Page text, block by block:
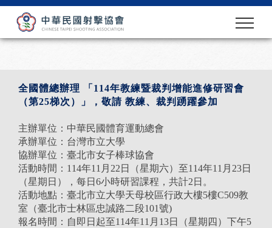
全國體總辦理 「114年教練暨裁判增能進修研習會
（第25梯次）」，敬請 教練、裁判踴躍參加
主辦單位：中華民國體育運動總會
承辦單位：台灣市立大學
協辦單位：臺北市女子棒球協會
活動時間：114年11月22日（星期六）至114年11月23日
（星期日），每日6小時研習課程，共計2日。
活動地點：臺北市立大學天母校區行政大樓5樓C509教
室（臺北市士林區忠誠路二段101號)
報名時間：自即日起至114年11月13日（星期四）下午5